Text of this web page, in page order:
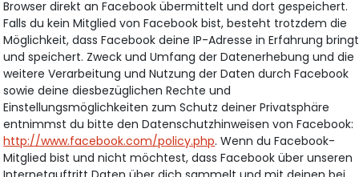
Browser direkt an Facebook übermittelt und dort gespeichert.
Falls du kein Mitglied von Facebook bist, besteht trotzdem die
Möglichkeit, dass Facebook deine IP-Adresse in Erfahrung bringt
und speichert. Zweck und Umfang der Datenerhebung und die
weitere Verarbeitung und Nutzung der Daten durch Facebook
sowie deine diesbezüglichen Rechte und
Einstellungsmöglichkeiten zum Schutz deiner Privatsphäre
entnimmst du bitte den Datenschutzhinweisen von Facebook:
http://www.facebook.com/policy.php. Wenn du Facebook-
Mitglied bist und nicht möchtest, dass Facebook über unseren